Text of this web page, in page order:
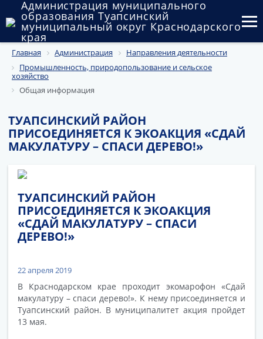
Администрация муниципального
образования Туапсинский
муниципальный округ Краснодарского
края
Округ
Администрация
Государственный и муниципальный контроль
Документы
Главная Администрация
Направления деятельности
Промышленность, природопользование и сельское
хозяйство
Общая информация
ТУАПСИНСКИЙ РАЙОН
ПРИСОЕДИНЯЕТСЯ К ЭКОАКЦИЯ «СДАЙ
МАКУЛАТУРУ – СПАСИ ДЕРЕВО!»
ТУАПСИНСКИЙ РАЙОН
ПРИСОЕДИНЯЕТСЯ К ЭКОАКЦИЯ
«СДАЙ МАКУЛАТУРУ – СПАСИ
ДЕРЕВО!»
22 апреля 2019
В Краснодарском крае проходит экомарофон «Сдай
макулатуру – спаси дерево!». К нему присоединяется и
Туапсинский район. В муниципалитет акция пройдет
13 мая.